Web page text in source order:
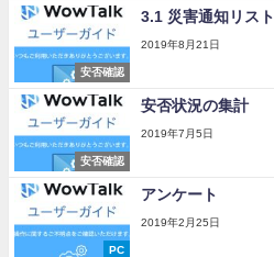
安否確認
3.1 災害通知リスト
2019年8月21日
安否確認
安否状況の集計
2019年7月5日
PC
アンケート
2019年2月25日